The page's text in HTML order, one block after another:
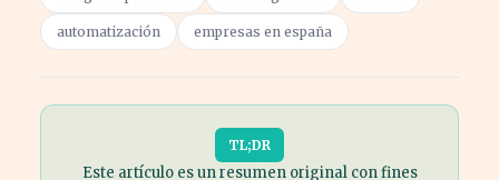
automatización empresas en españa
TL;DR
Este artículo es un resumen original con fines